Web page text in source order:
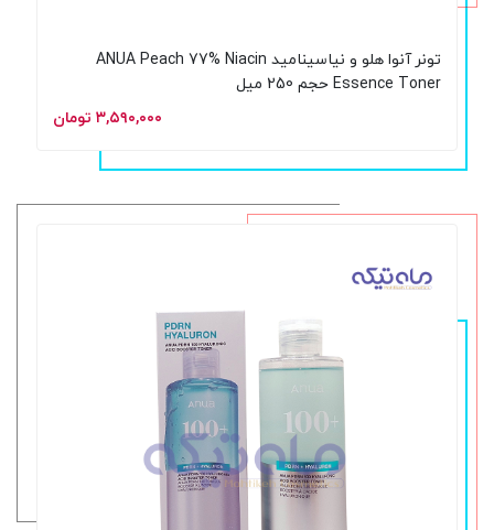
تونر آنوا هلو و نیاسینامید ANUA Peach 77% Niacin
Essence Toner حجم 250 میل
۳,۵۹۰,۰۰۰ تومان